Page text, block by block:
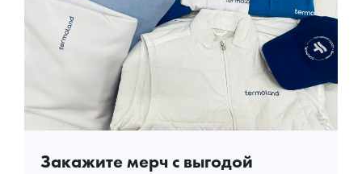
Закажите мерч с выгодой